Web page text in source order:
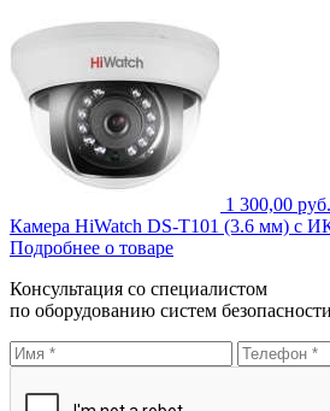
1 300,00 руб.
Камера HiWatch DS-T101 (3.6 мм) с
Подробнее о товаре
Консультация со специалистом
по оборудованию систем безопасности